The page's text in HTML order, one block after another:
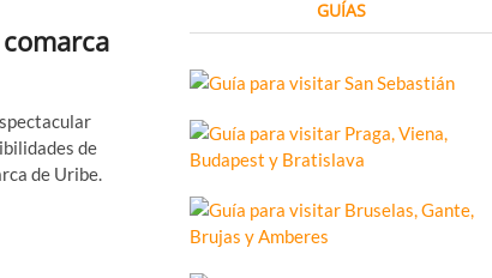
de
de Uribe.
GUÍAS